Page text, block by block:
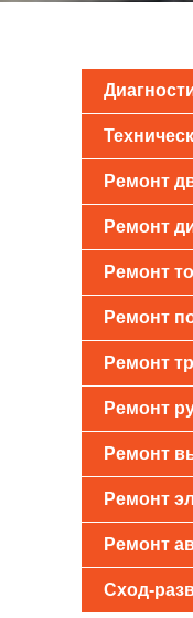
Ремонт
Ремонт
Ремонт
Ремонт
Ремонт
Ремонт
Ремонт
Ремонт
Ремонт
Сход-